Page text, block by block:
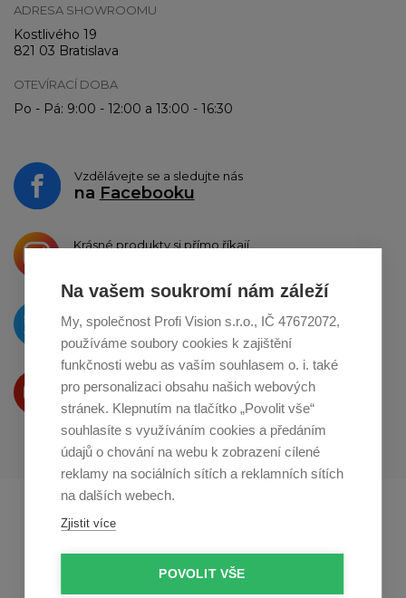
Na vašem soukromí nám záleží
My, společnost Profi Vision s.r.o., IČ 47672072,
používáme soubory cookies k zajištění
funkčnosti webu as vaším souhlasem o. i. také
pro personalizaci obsahu našich webových
stránek. Klepnutím na tlačítko „Povolit vše“
souhlasíte s využíváním cookies a předáním
údajů o chování na webu k zobrazení cílené
reklamy na sociálních sítích a reklamních sítích
na dalších webech.
Zjistit více
POVOLIT VŠE
ADRESA SHOWROOMU
Kostlivého 19
821 03 Bratislava
OTEVÍRACÍ DOBA
Po - Pá: 9:00 - 12:00 a 13:00 - 16:30
Vzdělávejte se a sledujte nás
na Facebooku
Krásné produkty si přímo říkají
O novinkách píšeme
naTwitteru
Produkty Vám představujeme
na Youtube
Profikuchar.sk